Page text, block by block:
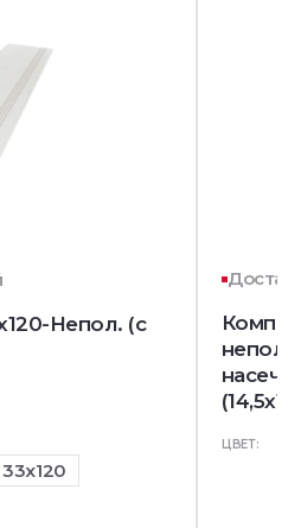
Непол. (с
33x120
непол.
ЦВЕТ: